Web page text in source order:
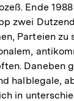
Ende
zwei
Parteien zu
Daneben
halblegale,
in